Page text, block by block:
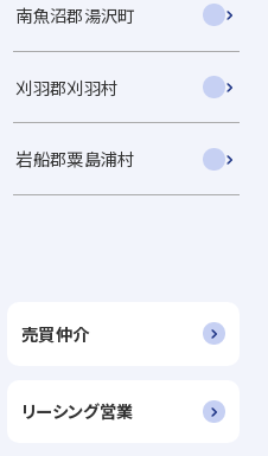
南魚沼郡湯沢町
刈羽郡刈羽村
岩船郡粟島浦村
売買仲介
リーシング営業